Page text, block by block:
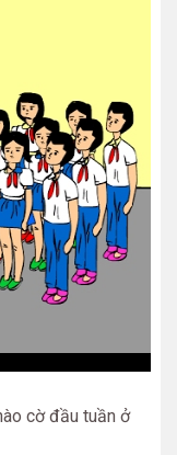
cờ đầu tuần ở